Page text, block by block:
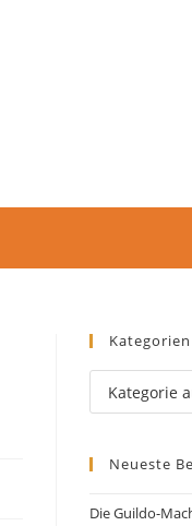
Kategorien
Neueste
Die Guildo-